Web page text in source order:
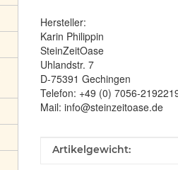
Hersteller:
Karin Philippin
SteinZeitOase
Uhlandstr. 7
D-75391 Gechingen
Telefon: +49 (0) 7056-
Mail: info@steinzeitoase.de
Produkteigenschaft
Wert
Artikelgewicht: